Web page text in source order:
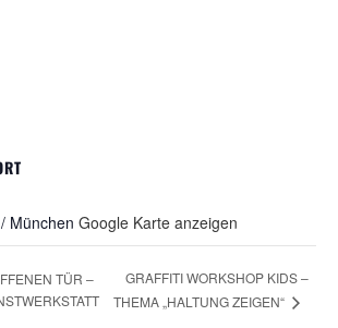
München Google Karte anzeigen
TÜR –
GRAFFITI WORKSHOP KIDS –
THEMA „HALTUNG ZEIGEN“